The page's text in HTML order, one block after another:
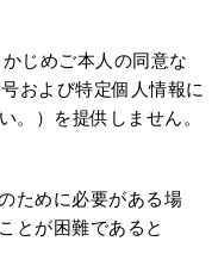
じめご本人の同意な
および特定個人情報に
。）を提供しません。
ために必要がある場
とが困難であると